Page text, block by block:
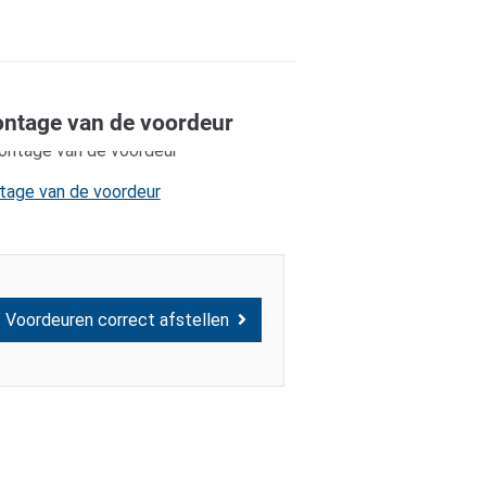
van de voordeur
van de voordeur
Voordeuren correct afstellen